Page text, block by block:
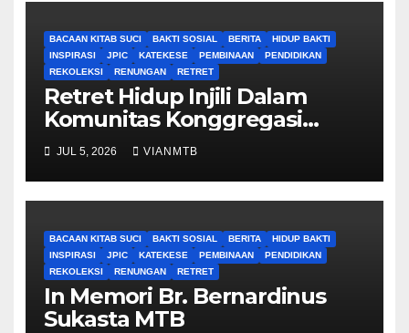
BACAAN KITAB SUCI BAKTI SOSIAL BERITA
HIDUP BAKTI
INSPIRASI
JPIC KATEKESE PEMBINAAN
PENDIDIKAN
REKOLEKSI
RENUNGAN RETRET
Retret Hidup Injili Dalam
Komunitas Konggregasi
Bruder Maria Tak Bernoda
JUL 5, 2026 VIANMTB
BACAAN KITAB SUCI BAKTI SOSIAL BERITA
HIDUP BAKTI
INSPIRASI
JPIC KATEKESE PEMBINAAN
PENDIDIKAN
REKOLEKSI
RENUNGAN RETRET
In Memori Br. Bernardinus
Sukasta MTB